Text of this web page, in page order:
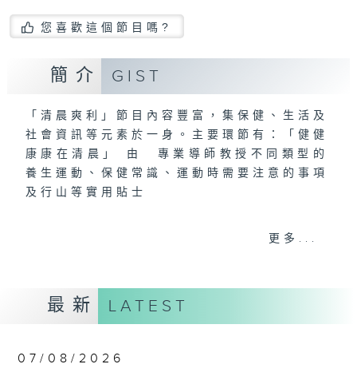
您喜歡這個節目嗎?
簡介 GIST
「清晨爽利」節目內容豐富，集保健、生活及
社會資訊等元素於一身。主要環節有：「健健
康康在清晨」 由 專業導師教授不同類型的
養生運動、保健常識、運動時需要注意的事項
及行山等實用貼士
清晨爽利之齊齊做早操
更多...
最新 LATEST
07/08/2026